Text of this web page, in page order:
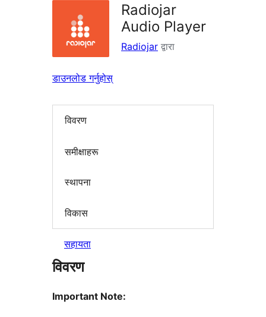
Radiojar
Audio Player
Radiojar द्वारा
डाउनलोड गर्नुहोस्
विवरण
समीक्षाहरू
स्थापना
विकास
सहायता
विवरण
Important Note: